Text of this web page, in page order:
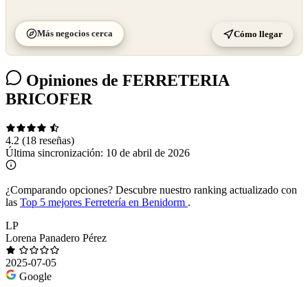
Más negocios cerca Cómo llegar
Opiniones de FERRETERIA
BRICOFER
4.2 (18 reseñas)
Última sincronización: 10 de abril de 2026
¿Comparando opciones? Descubre nuestro ranking actualizado con
las Top 5 mejores Ferretería en Benidorm .
LP
Lorena Panadero Pérez
2025-07-05
Google